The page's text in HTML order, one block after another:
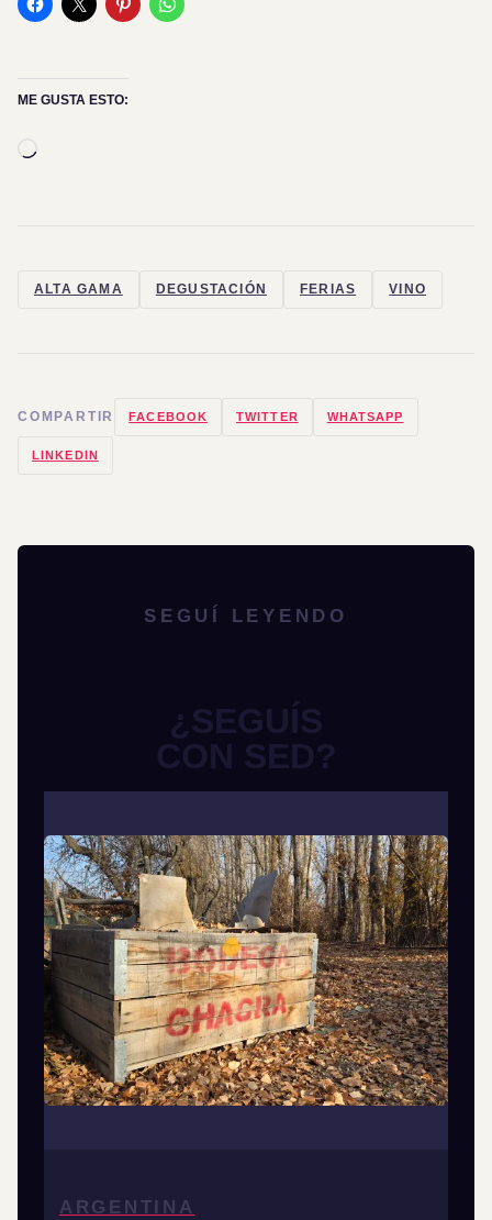
ME GUSTA ESTO:
Cargando...
ALTA GAMA DEGUSTACIÓN FERIAS VINO
COMPARTIR FACEBOOK TWITTER WHATSAPP
LINKEDIN
SEGUÍ LEYENDO
¿SEGUÍS
CON SED?
ARGENTINA